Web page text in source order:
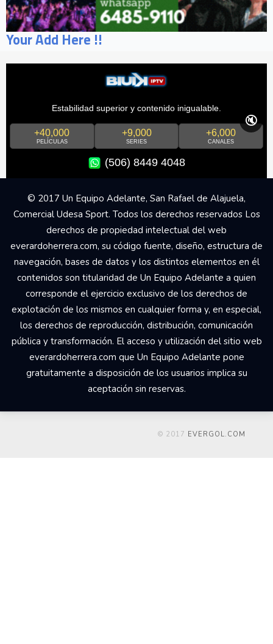
Your Add Here !!
Estabilidad superior y contenido inigualable.
+40,000
PELÍCULAS
+9,000
SERIES
+6,000
CANALES
(506) 8449 4048
🔇
© 2017 Un Equipo Adelante, San Rafael de Alajuela,
Comercial Udesa Sport. Todos los derechos reservados Los
derechos de propiedad intelectual del web
everardoherrera.com, su código fuente, diseño, estructura de
navegación, bases de datos y los distintos elementos en él
contenidos son titularidad de Un Equipo Adelante a quien
corresponde el ejercicio exclusivo de los derechos de
explotación de los mismos en cualquier forma y, en especial,
los derechos de reproducción, distribución, comunicación
pública y transformación. El acceso y utilización del sitio web
everardoherrera.com que Un Equipo Adelante pone
gratuitamente a disposición de los usuarios implica su
aceptación sin reservas.
© 2017 EVERGOL.COM